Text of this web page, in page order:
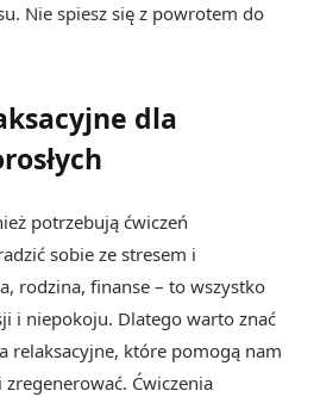
Nie spiesz się z powrotem do
dla
potrzebują ćwiczeń
sobie ze stresem i
rodzina, finanse – to wszystko
i niepokoju. Dlatego warto znać
relaksacyjne, które pomogą nam
Ćwiczenia